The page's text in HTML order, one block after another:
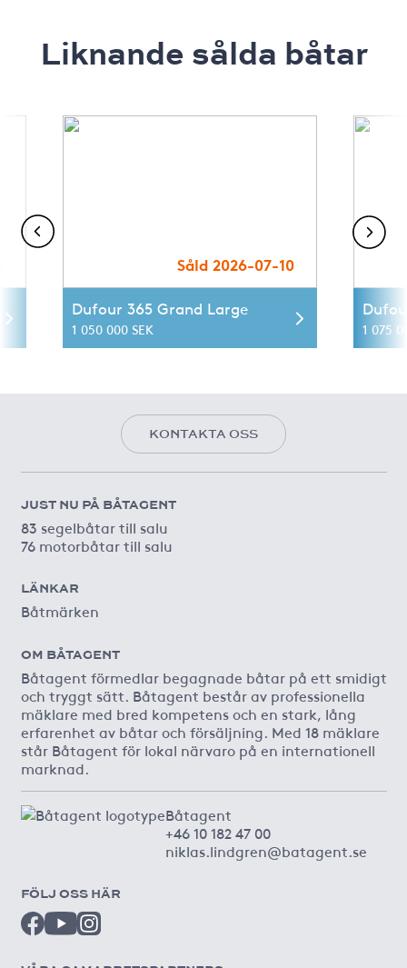
Liknande sålda båtar
Såld 2026-07-10
Dufour 365 Grand Large
1 050 000 SEK 1 075
KONTAKTA OSS
JUST NU PÅ BÅTAGENT
83 segelbåtar till salu
76 motorbåtar till salu
LÄNKAR
Båtmärken
OM BÅTAGENT
Båtagent förmedlar begagnade båtar på ett smidigt
och tryggt sätt. Båtagent består av professionella
mäklare med bred kompetens och en stark, lång
erfarenhet av båtar och försäljning. Med 18 mäklare
står Båtagent för lokal närvaro på en internationell
marknad.
Båtagent
+46 10 182 47 00
niklas.lindgren@batagent.se
FÖLJ OSS HÄR